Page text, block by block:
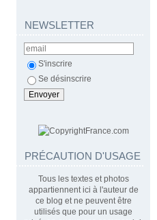
NEWSLETTER
S'inscrire
Se désinscrire
PRÉCAUTION D'USAGE
Tous les textes et photos
appartiennent ici à l'auteur de
ce blog et ne peuvent être
utilisés que pour un usage